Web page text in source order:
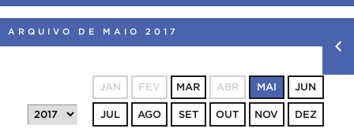
Canais
COBALTO
CONCURSOS
OUVIDORIA
ARQUIVO DE MAIO 2017
JAN FEV MAR ABR MAI JUN
JUL AGO SET OUT NOV DEZ